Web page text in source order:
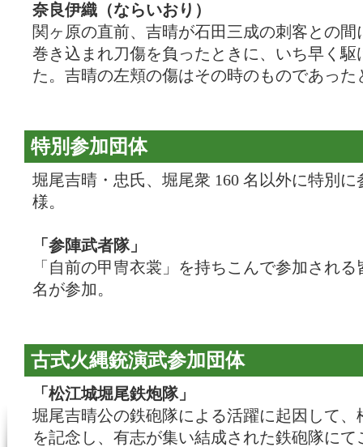
奈良伊織（ならいおり）
関ヶ原の直前、吉晴が石田三成の刺客との間
巻き込まれ刀傷を負ったときに、いち早く駆
た。吉晴の左頬の傷はその時のものであった
特別参加団体
堀尾吉晴・忠氏、堀尾衆 160 名以外に特別に
様。
「参陣武者隊」
「自前の甲冑衣裳」を持ちこんで参加され
名が参加。
古式火縄銃演武参加団体
「松江城堀尾鉄炮隊」
堀尾吉晴公の鉄砲隊による活躍に起因して、
を記念し、有志が集い結成された鉄砲隊にて